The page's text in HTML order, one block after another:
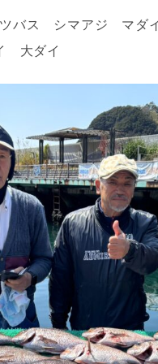
バス シマアジ マダ
大ダイ